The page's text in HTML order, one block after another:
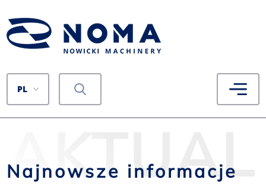
PL
Najnowsze informacje